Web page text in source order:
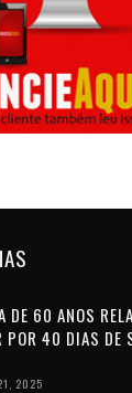
DE 60 ANOS
POR 40 DIAS DE
2025